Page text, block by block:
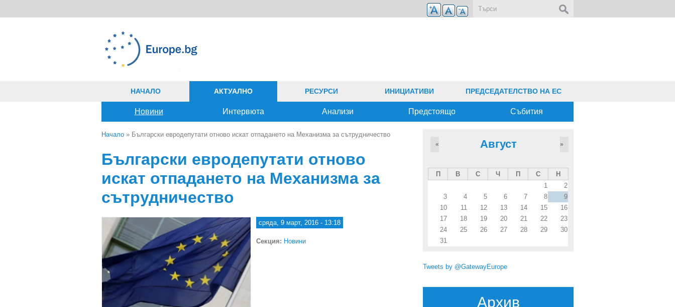
НАЧАЛО АКТУАЛНО
Новини Интервюта Анализи Предстоящо Събития
РЕСУРСИ ИНИЦИАТИВИ ПРЕДСЕДАТЕЛСТВО НА ЕС
Начало » Български евродепутати отново искат отпадането на Механизма за сътрудничество
Български евродепутати отново
искат отпадането на Механизма за
сътрудничество
сряда, 9 март, 2016 - 13:18
Секция: Новини
Август
« »
П В С Ч П С
Н
1
2
3
4 5 6 7 8
9
10
11 12 13 14 15
16
17
18 19 20 21 22
23
24
25 26 27 28 29
30
31
Tweets by @GatewayEurope
Архив